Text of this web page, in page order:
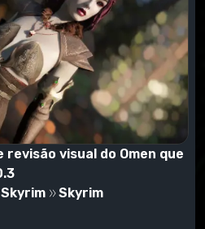
revisão visual do Omen que
Skyrim